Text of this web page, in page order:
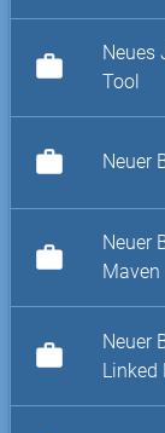
work
Neues
Tool
work Neuer
work
Neuer
Maven
work
Neuer
Linked